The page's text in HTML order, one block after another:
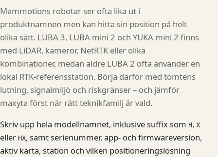
Mammotions robotar ser ofta lika ut i
produktnamnen men kan hitta sin position på helt
olika sätt. LUBA 3, LUBA mini 2 och YUKA mini 2 finns
med LiDAR, kameror, NetRTK eller olika
kombinationer, medan äldre LUBA 2 ofta använder en
lokal RTK-referensstation. Börja därför med tomtens
lutning, signalmiljö och riskgränser – och jämför
maxyta först när rätt teknikfamilj är vald.
Skriv upp hela modellnamnet, inklusive suffix som H, X
eller HX, samt serienummer, app- och firmwareversion,
aktiv karta, station och vilken positioneringslösning